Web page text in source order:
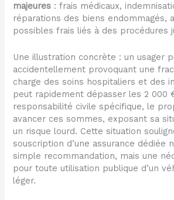
majeures : frais médicaux,
réparations des biens endommagés,
possibles frais liés à des procédures
Une illustration concrète : un usager
accidentellement provoquant une
charge des soins hospitaliers et des
peut rapidement dépasser les 2 000
responsabilité civile spécifique, le
avancer ces sommes, exposant sa
un risque lourd. Cette situation
souscription d’une assurance dédiée
simple recommandation, mais une
pour toute utilisation publique d’un
léger.